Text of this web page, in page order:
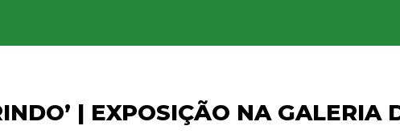
| EXPOSIÇÃO NA GALERIA